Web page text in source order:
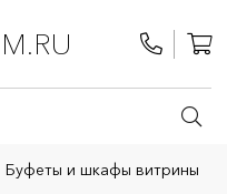
Буфеты и шкафы витрины